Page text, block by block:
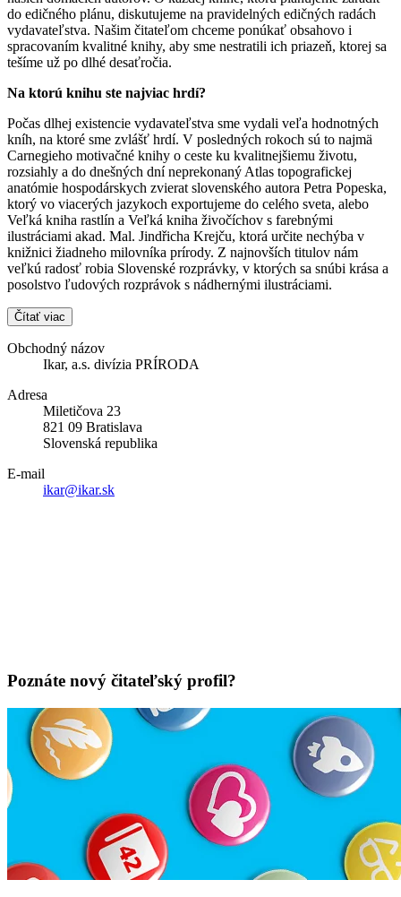
do edičného plánu, diskutujeme na pravidelných edičných radách
vydavateľstva. Našim čitateľom chceme ponúkať obsahovo i
spracovaním kvalitné knihy, aby sme nestratili ich priazeň, ktorej sa
tešíme už po dlhé desaťročia.
Na ktorú knihu ste najviac hrdí?
Počas dlhej existencie vydavateľstva sme vydali veľa hodnotných
kníh, na ktoré sme zvlášť hrdí. V posledných rokoch sú to najmä
Carnegieho motivačné knihy o ceste ku kvalitnejšiemu životu,
rozsiahly a do dnešných dní neprekonaný Atlas topografickej
anatómie hospodárskych zvierat slovenského autora Petra Popeska,
ktorý vo viacerých jazykoch exportujeme do celého sveta, alebo
Veľká kniha rastlín a Veľká kniha živočíchov s farebnými
ilustráciami akad. Mal. Jindřicha Krejču, ktorá určite nechýba v
knižnici žiadneho milovníka prírody. Z najnovších titulov nám
veľkú radosť robia Slovenské rozprávky, v ktorých sa snúbi krása a
posolstvo ľudových rozprávok s nádhernými ilustráciami.
Čítať viac
Obchodný názov
Ikar, a.s. divízia PRÍRODA
Adresa
Miletičova 23
821 09 Bratislava
Slovenská republika
E-mail
ikar@ikar.sk
Poznáte nový čitateľský profil?